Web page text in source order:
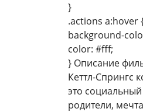
}
.actions a:hover
background-
color: #fff;
} Описание
Кеттл-Спрингс
это
родители,